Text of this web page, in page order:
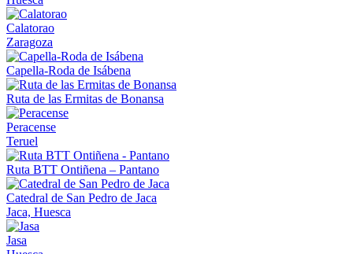
Calatorao
Zaragoza
Capella-Roda de Isábena
Ruta de las Ermitas de Bonansa
Peracense
Teruel
Ruta BTT Ontiñena – Pantano
Catedral de San Pedro de Jaca
Jaca, Huesca
Jasa